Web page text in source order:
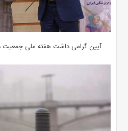
آیین گرامی داشت هفته ملی جمعیت